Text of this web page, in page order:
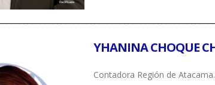
YHANINA CHOQUE
Contadora Región de Atacama.